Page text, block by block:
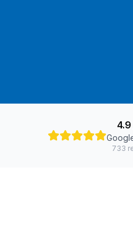
4.9
733